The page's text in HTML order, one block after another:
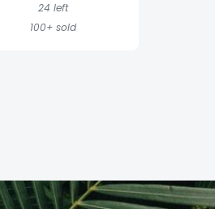
24 left
100+ sold